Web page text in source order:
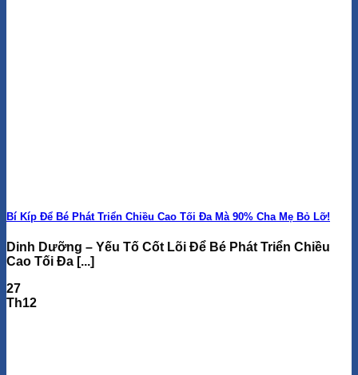
Bí Kíp Để Bé Phát Triển Chiều Cao Tối Đa Mà 90% Cha Mẹ Bỏ Lỡ!
Dinh Dưỡng – Yếu Tố Cốt Lõi Để Bé Phát Triển Chiều
Cao Tối Đa [...]
27
Th12